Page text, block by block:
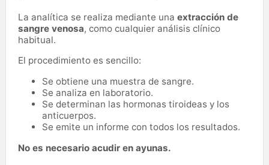
La analítica se realiza mediante una extracción de
sangre venosa, como cualquier análisis clínico
habitual.
El procedimiento es sencillo:
Se obtiene una muestra de sangre.
Se analiza en laboratorio.
Se determinan las hormonas tiroideas y los
anticuerpos.
Se emite un informe con todos los resultados.
No es necesario acudir en ayunas.